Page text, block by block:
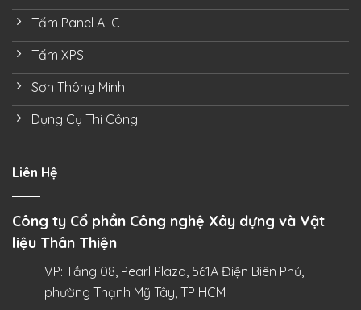
Tấm Panel ALC
Tấm XPS
Sơn Thông Minh
Dụng Cụ Thi Công
Liên Hệ
Công ty Cổ phần Công nghệ Xây dựng và Vật
liệu Thân Thiện
VP: Tầng 08, Pearl Plaza, 561A Điện Biên Phủ,
phường Thạnh Mỹ Tây, TP HCM